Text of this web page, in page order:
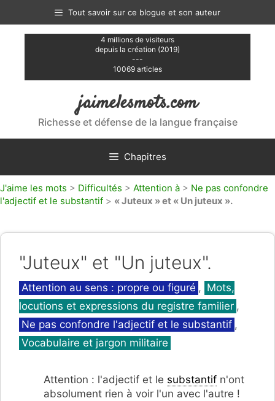
contenu
Tout savoir sur ce blogue et son auteur
4 millions de visiteurs
depuis la création (2019)
---
10069 articles
jaimelesmots.com
Richesse et défense de la langue française
Chapitres
J'aime les mots > Difficultés > Attention à > Ne pas confondre
l'adjectif et le substantif > « Juteux » et « Un juteux ».
"Juteux" et "Un juteux".
Catégories
Attention au sens : propre ou figuré , Mots,
locutions et expressions du registre familier ,
Ne pas confondre l'adjectif et le substantif ,
Vocabulaire et jargon militaire
Attention : l'adjectif et le substantif n'ont
absolument rien à voir l'un avec l'autre !